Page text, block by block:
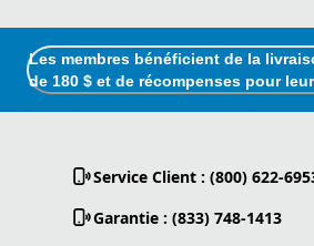
Les membres bénéficient de la
de 180 $ et de récompenses pour
Service Client : (800) 622-
Garantie : (833) 748-1413